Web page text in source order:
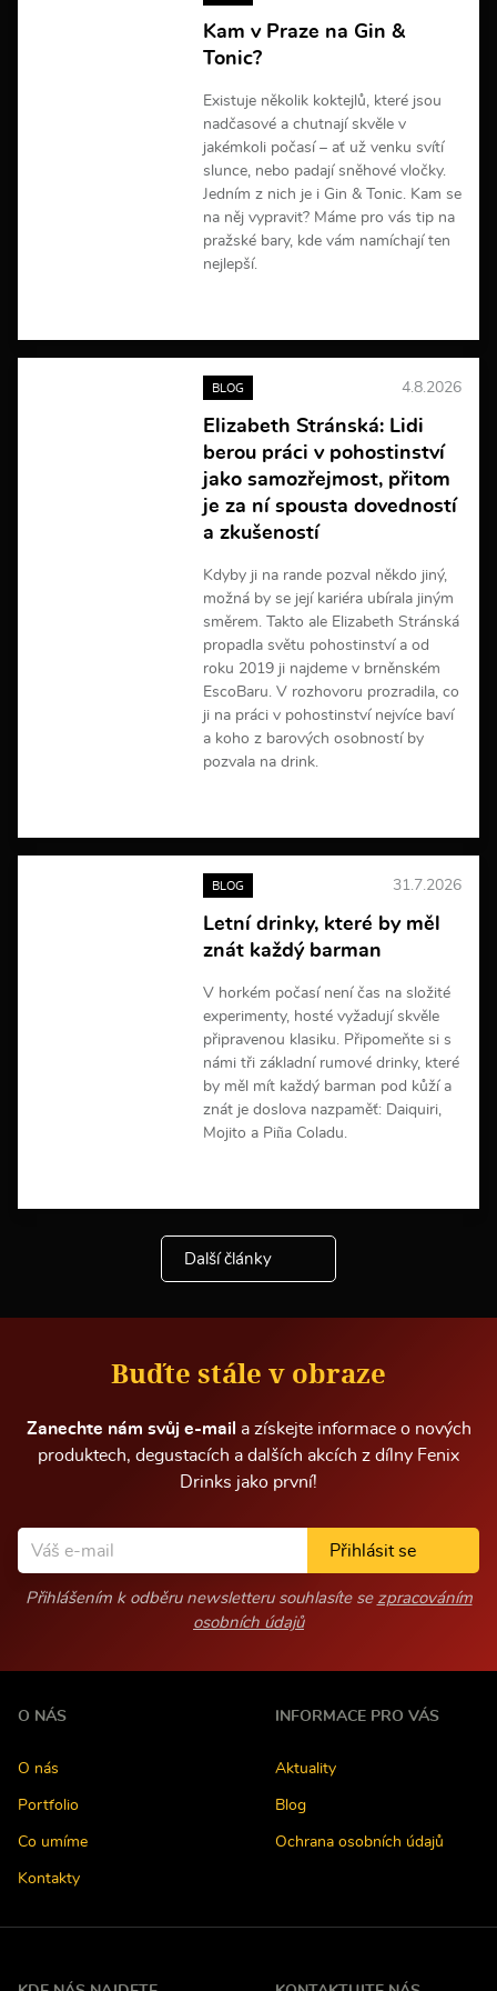
Kam v Praze na Gin &
Tonic?
Existuje několik koktejlů, které jsou
nadčasové a chutnají skvěle v
jakémkoli počasí – ať už venku svítí
slunce, nebo padají sněhové vločky.
Jedním z nich je i Gin & Tonic. Kam se
na něj vypravit? Máme pro vás tip na
pražské bary, kde vám namíchají ten
nejlepší.
e
i
f
o
r
a
c
BLOG 4.8.2026
Elizabeth Stránská: Lidi
berou práci v pohostinství
jako samozřejmost, přitom
je za ní spousta dovedností
a zkušeností
Kdyby ji na rande pozval někdo jiný,
možná by se její kariéra ubírala jiným
směrem. Takto ale Elizabeth Stránská
propadla světu pohostinství a od
roku 2019 ji najdeme v brněnském
EscoBaru. V rozhovoru prozradila, co
ji na práci v pohostinství nejvíce baví
a koho z barových osobností by
pozvala na drink.
e
i
f
o
m
a
c
í
BLOG 31.7.2026
Letní drinky, které by měl
znát každý barman
V horkém počasí není čas na složité
experimenty, hosté vyžadují skvěle
připravenou klasiku. Připomeňte si s
námi tři základní rumové drinky, které
by měl mít každý barman pod kůží a
znát je doslova nazpaměť: Daiquiri,
Mojito a Piña Coladu.
e
i
n
o
m
a
Další články
Buďte stále v obraze
Zanechte nám svůj e-mail
a získejte informace o nových
produktech, degustacích a dalších akcích z dílny Fenix
Drinks jako první!
Přihlásit se
Přihlášením k odběru newsletteru souhlasíte se zpracováním
osobních údajů
O NÁS
O nás
Portfolio
Co umíme
Kontakty
INFORMACE PRO VÁS
Aktuality
Blog
Ochrana osobních údajů